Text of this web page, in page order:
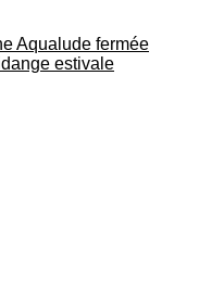
Aqualude fermée
estivale